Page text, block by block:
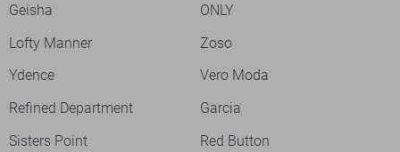
Geisha
ONLY
Lofty Manner
Zoso
Ydence
Vero Moda
Refined Department
Garcia
Sisters Point
Red Button